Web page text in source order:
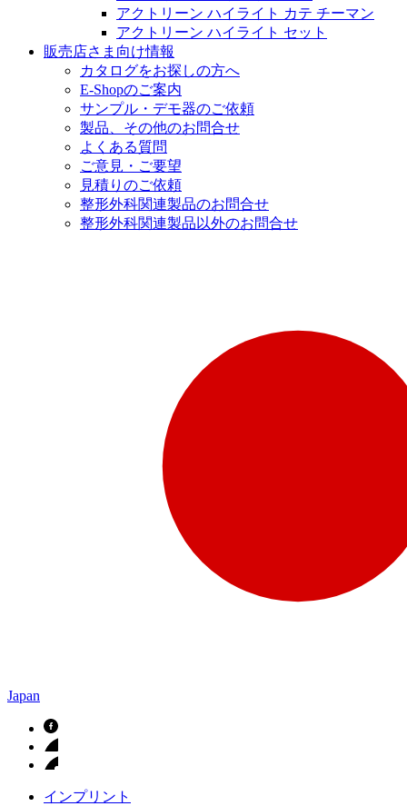
アクトリーン ハイライト カテ チーマン
アクトリーン ハイライト セット
販売店さま向け情報
カタログをお探しの方へ
E-Shopのご案内
サンプル・デモ器のご依頼
製品、その他のお問合せ
よくある質問
ご意見・ご要望
見積りのご依頼
整形外科関連製品のお問合せ
整形外科関連製品以外のお問合せ
Japan
インプリント